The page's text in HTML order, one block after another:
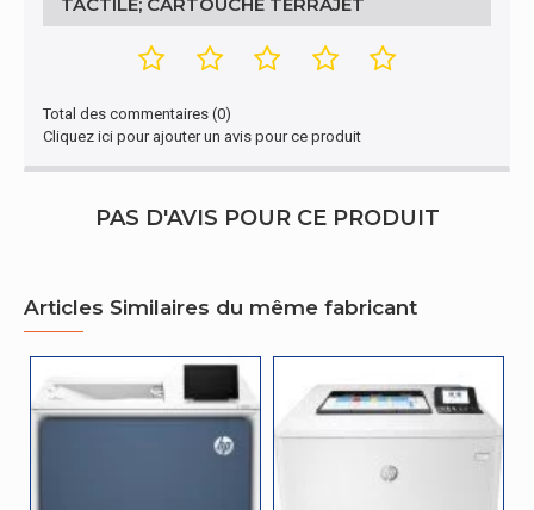
Poids et dimensions
la palette (L x P
x H)
1000 x 1200 x 2106 mm
Configuration minimale du système
Prise en charge
d'autres
systèmes
Android, ChromeOS, Novell, linux, iOS
Total des commentaires (0)
Cliquez ici pour ajouter un avis pour ce produit
PAS D'AVIS POUR CE PRODUIT
Articles Similaires du même fabricant